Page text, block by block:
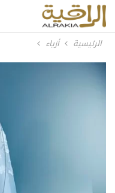
الرئيسية أزياء